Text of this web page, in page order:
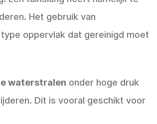
Het gebruik van
oppervlak dat gereinigd moet
waterstralen onder hoge druk
Dit is vooral geschikt voor